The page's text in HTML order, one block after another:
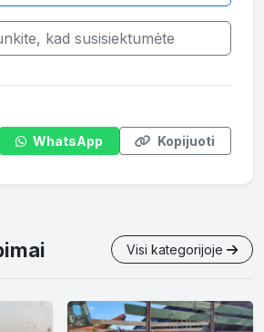
kad susisiektumėte
WhatsApp Kopijuoti
Visi kategorijoje